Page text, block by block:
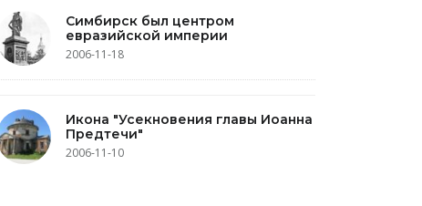
Симбирск был центром
евразийской империи
2006-11-18
Икона "Усекновения главы Иоанна
Предтечи"
2006-11-10